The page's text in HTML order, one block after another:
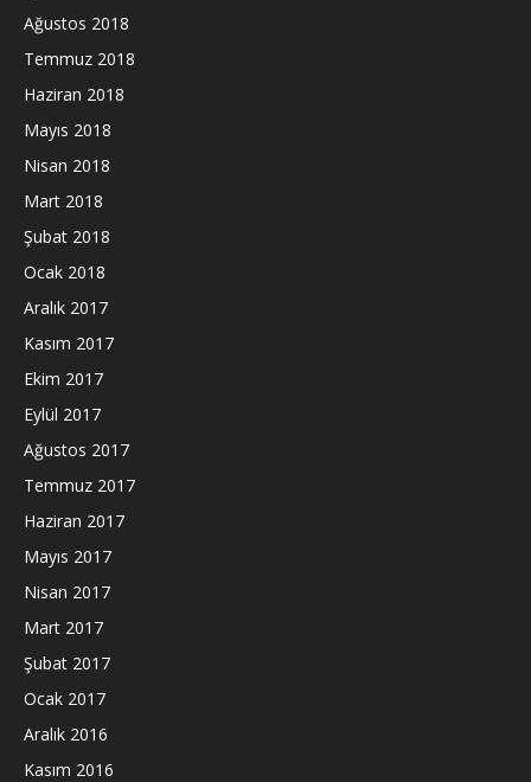
Ağustos 2018
Temmuz 2018
Haziran 2018
Mayıs 2018
Nisan 2018
Mart 2018
Şubat 2018
Ocak 2018
Aralık 2017
Kasım 2017
Ekim 2017
Eylül 2017
Ağustos 2017
Temmuz 2017
Haziran 2017
Mayıs 2017
Nisan 2017
Mart 2017
Şubat 2017
Ocak 2017
Aralık 2016
Kasım 2016